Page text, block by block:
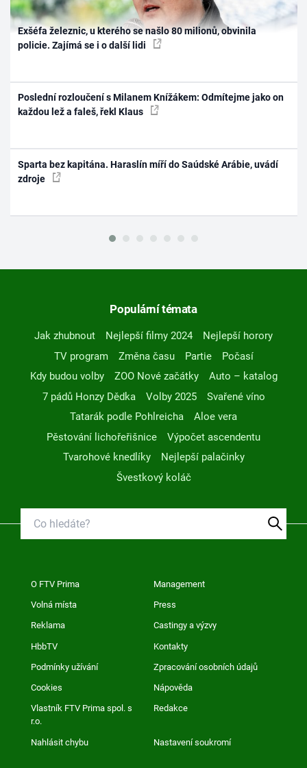
Exšéfa železnic, u kterého se našlo 80 milionů, obvinila
policie. Zajímá se i o další lidi
Poslední rozloučení s Milanem Knížákem: Odmítejme jako on
každou lež a faleš, řekl Klaus
Sparta bez kapitána. Haraslín míří do Saúdské Arábie, uvádí
zdroje
Populární témata
Jak zhubnout Nejlepší filmy 2024
Nejlepší horory
TV program
Změna času Partie
Počasí
Kdy budou volby
ZOO Nové začátky
Auto – katalog
7 pádů Honzy Dědka
Volby 2025
Svařené víno
Tatarák podle Pohlreicha
Aloe vera
Pěstování lichořeřišnice
Výpočet ascendentu
Tvarohové knedlíky
Nejlepší palačinky
Švestkový koláč
O FTV Prima Management
Volná místa Press
Reklama Castingy a výzvy
HbbTV Kontakty
Podmínky užívání Zpracování osobních údajů
Cookies Nápověda
Vlastník FTV Prima spol. s
r.o.
Redakce
Nahlásit chybu Nastavení soukromí